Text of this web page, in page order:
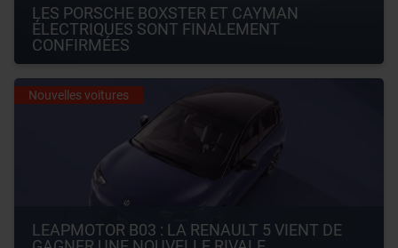
LES PORSCHE BOXSTER ET CAYMAN
ÉLECTRIQUES SONT FINALEMENT
CONFIRMÉES
Nouvelles voitures
LEAPMOTOR B03 : LA RENAULT 5 VIENT DE